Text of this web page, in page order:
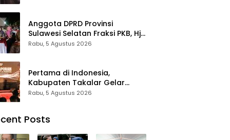
Anggota DPRD Provinsi
Sulawesi Selatan Fraksi PKB, Hj.
Fadilah Fahriana Hadiri Dan
Pengabdian Melalui Malam
Apresiasi dan Inovasi Award
2026
Rabu, 5 Agustus 2026
Pertama di Indonesia,
Kabupaten Takalar Gelar
Malam Apresiasi dan Inovasi
Publik Berprestasi
Rabu, 5 Agustus 2026
Posts